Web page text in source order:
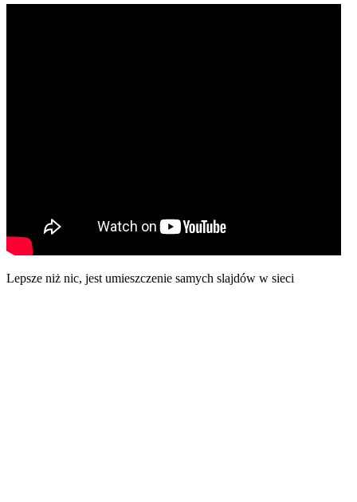
Lepsze niż nic, jest umieszczenie samych slajdów w sieci